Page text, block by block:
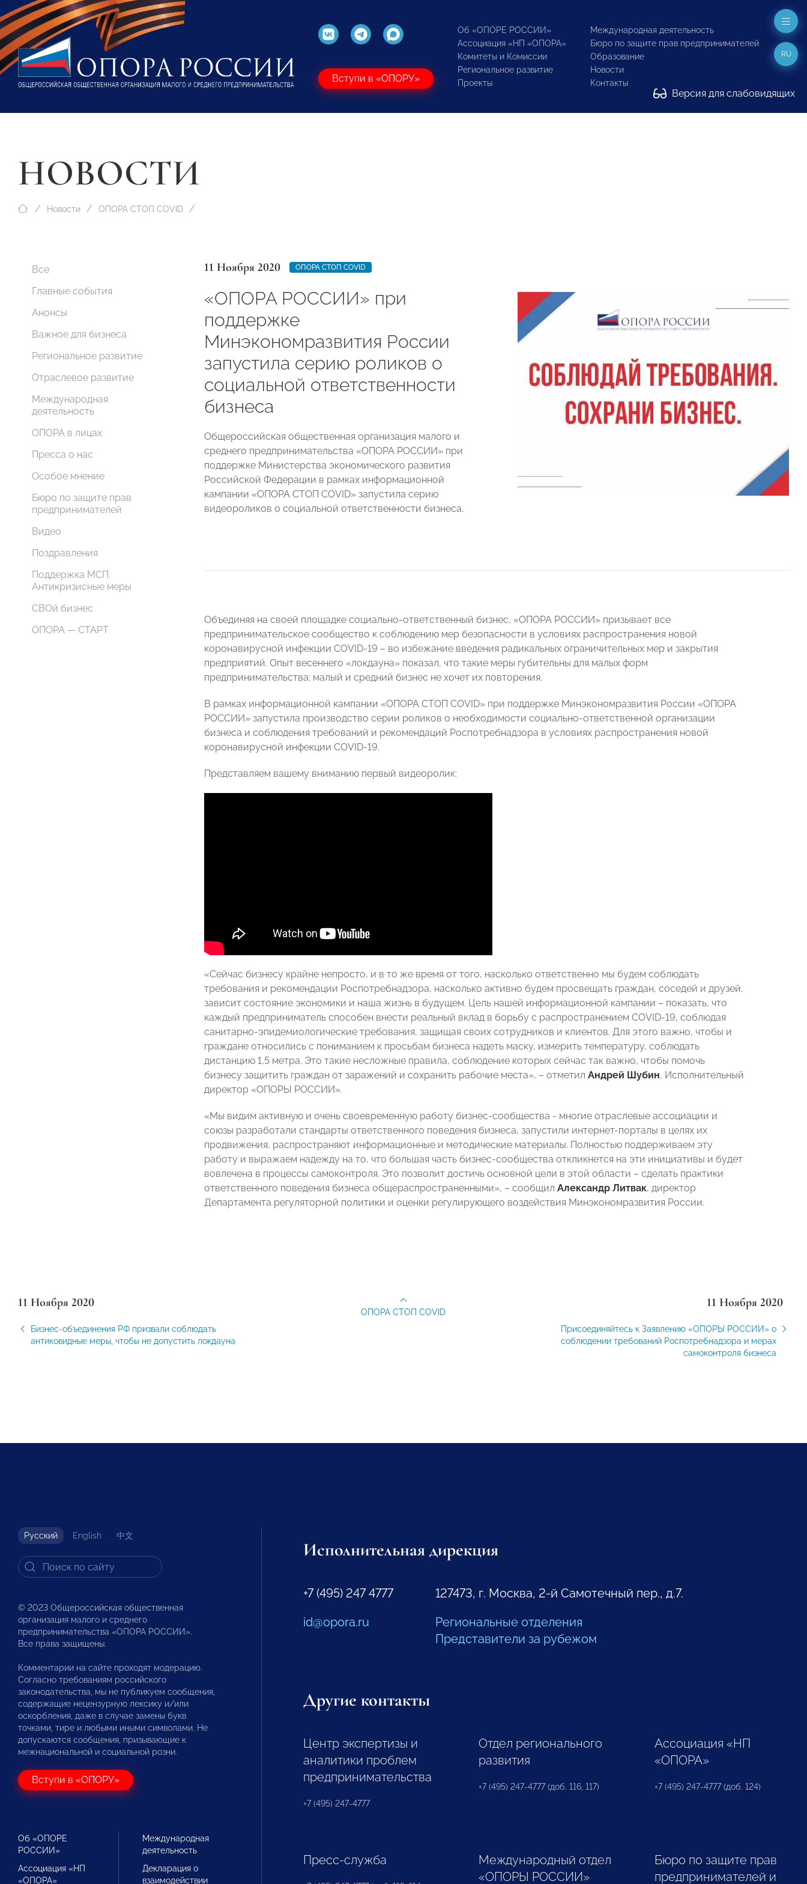
Вступи в «ОПОРУ»
Об «ОПОРЕ РОССИИ»
Ассоциация «НП «ОПОРА»
Комитеты и Комиссии
Региональное развитие
Проекты
Международная деятельность
Бюро по защите прав предпринимателей
Образование
Новости
Контакты
Версия для слабовидящих
RU
НОВОСТИ
Новости ОПОРА СТОП COVID
Все
Главные события
Анонсы
Важное для бизнеса
Региональное развитие
Отраслевое развитие
Международная
деятельность
ОПОРА в лицах
Пресса о нас
Особое мнение
Бюро по защите прав
предпринимателей
Видео
Поздравления
Поддержка МСП.
Антикризисные меры
СВОй бизнес
ОПОРА — СТАРТ
11 Ноября 2020 ОПОРА СТОП COVID
«ОПОРА РОССИИ» при
поддержке
Минэкономразвития России
запустила серию роликов о
социальной ответственности
бизнеса
Общероссийская общественная организация малого и
среднего предпринимательства «ОПОРА РОССИИ» при
поддержке Министерства экономического развития
Российской Федерации в рамках информационной
кампании «ОПОРА СТОП COVID» запустила серию
видеороликов о социальной ответственности бизнеса.
Объединяя на своей площадке социально-ответственный бизнес, «ОПОРА РОССИИ» призывает все
предпринимательское сообщество к соблюдению мер безопасности в условиях распространения новой
коронавирусной инфекции COVID-19 – во избежание введения радикальных ограничительных мер и закрытия
предприятий. Опыт весеннего «локдауна» показал, что такие меры губительны для малых форм
предпринимательства; малый и средний бизнес не хочет их повторения.
В рамках информационной кампании «ОПОРА СТОП COVID» при поддержке Минэкономразвития России «ОПОРА
РОССИИ» запустила производство серии роликов о необходимости социально-ответственной организации
бизнеса и соблюдения требований и рекомендаций Роспотребнадзора в условиях распространения новой
коронавирусной инфекции COVID-19.
Представляем вашему вниманию первый видеоролик:
«Сейчас бизнесу крайне непросто, и в то же время от того, насколько ответственно мы будем соблюдать
требования и рекомендации Роспотребнадзора, насколько активно будем просвещать граждан, соседей и друзей,
зависит состояние экономики и наша жизнь в будущем. Цель нашей информационной кампании – показать, что
каждый предприниматель способен внести реальный вклад в борьбу с распространением COVID-19, соблюдая
санитарно-эпидемиологические требования, защищая своих сотрудников и клиентов. Для этого важно, чтобы и
граждане относились с пониманием к просьбам бизнеса надеть маску, измерить температуру, соблюдать
дистанцию 1,5 метра. Это такие несложные правила, соблюдение которых сейчас так важно, чтобы помочь
бизнесу защитить граждан от заражений и сохранить рабочие места», – отметил Андрей Шубин, Исполнительный
директор «ОПОРЫ РОССИИ».
«Мы видим активную и очень своевременную работу бизнес-сообщества - многие отраслевые ассоциации и
союзы разработали стандарты ответственного поведения бизнеса, запустили интернет-порталы в целях их
продвижения, распространяют информационные и методические материалы. Полностью поддерживаем эту
работу и выражаем надежду на то, что большая часть бизнес-сообщества откликнется на эти инициативы и будет
вовлечена в процессы самоконтроля. Это позволит достичь основной цели в этой области – сделать практики
ответственного поведения бизнеса общераспространенными», – сообщил Александр Литвак, директор
Департамента регуляторной политики и оценки регулирующего воздействия Минэкономразвития России.
11 Ноября 2020
Бизнес-объединения РФ призвали соблюдать
антиковидные меры, чтобы не допустить локдауна
11 Ноября 2020
Присоединяйтесь к Заявлению «ОПОРЫ РОССИИ» о
соблюдении требований Роспотребнадзора и мерах
самоконтроля бизнеса
ОПОРА СТОП COVID
Русский English 中文
© 2023 Общероссийская общественная
организация малого и среднего
предпринимательства «ОПОРА РОССИИ».
Все права защищены.
Комментарии на сайте проходят модерацию.
Согласно требованиям российского
законодательства, мы не публикуем сообщения,
содержащие нецензурную лексику и/или
оскорбления, даже в случае замены букв
точками, тире и любыми иными символами. Не
допускаются сообщения, призывающие к
межнациональной и социальной розни.
Вступи в «ОПОРУ»
Об «ОПОРЕ
РОССИИ»
Ассоциация «НП
«ОПОРА»
Международная
деятельность
Декларация о
взаимодействии
Исполнительная дирекция
+7 (495) 247 4777
id@opora.ru
127473, г. Москва, 2-й Самотечный пер., д.7.
Региональные отделения
Представители за рубежом
Другие контакты
Центр экспертизы и
аналитики проблем
предпринимательства
+7 (495) 247-4777
Отдел регионального
развития
+7 (495) 247-4777 (доб. 116, 117)
Ассоциация «НП
«ОПОРА»
+7 (495) 247-4777 (доб. 124)
Пресс-служба
Международный отдел
«ОПОРЫ РОССИИ»
Бюро по защите прав
предпринимателей и